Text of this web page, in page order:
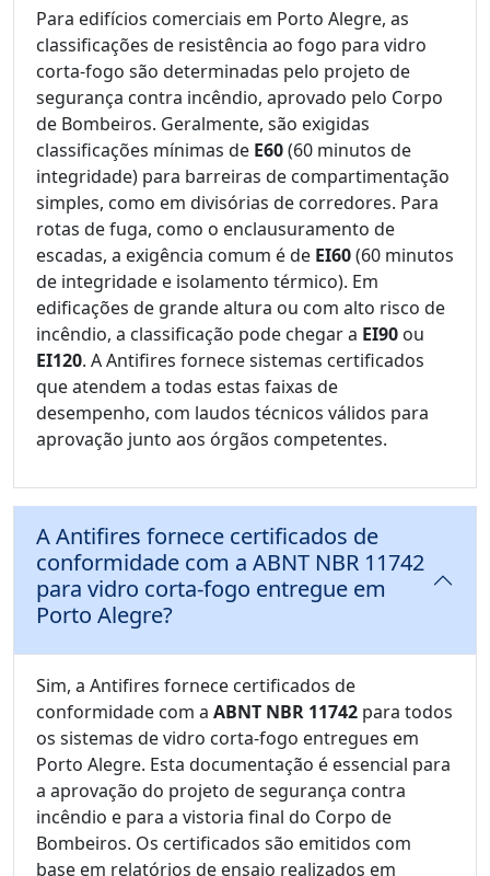
Para edifícios comerciais em Porto Alegre, as
classificações de resistência ao fogo para vidro
corta-fogo são determinadas pelo projeto de
segurança contra incêndio, aprovado pelo Corpo
de Bombeiros. Geralmente, são exigidas
classificações mínimas de E60(60 minutos de
integridade) para barreiras de compartimentação
simples, como em divisórias de corredores. Para
rotas de fuga, como o enclausuramento de
escadas, a exigência comum é de EI60(60 minutos
de integridade e isolamento térmico). Em
edificações de grande altura ou com alto risco de
incêndio, a classificação pode chegar a EI90 ou
EI120. A Antifires fornece sistemas certificados
que atendem a todas estas faixas de
desempenho, com laudos técnicos válidos para
aprovação junto aos órgãos competentes.
A Antifires fornece certificados de
conformidade com a ABNT NBR 11742
para vidro corta-fogo entregue em
Porto Alegre?
Sim, a Antifires fornece certificados de
conformidade com a ABNT NBR 11742 para todos
os sistemas de vidro corta-fogo entregues em
Porto Alegre. Esta documentação é essencial para
a aprovação do projeto de segurança contra
incêndio e para a vistoria final do Corpo de
Bombeiros. Os certificados são emitidos com
base em relatórios de ensaio realizados em